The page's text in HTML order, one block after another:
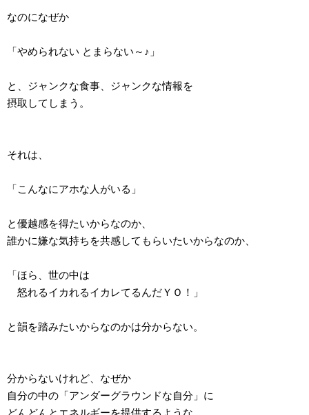
なのになぜか
「やめられない とまらない～♪」
と、ジャンクな食事、ジャンクな情報を
摂取してしまう。
それは、
「こんなにアホな人がいる」
と優越感を得たいからなのか、
誰かに嫌な気持ちを共感してもらいたいからなのか、
「ほら、世の中は
怒れるイカれるイカレてるんだＹＯ！」
と韻を踏みたいからなのかは分からない。
分からないけれど、なぜか
自分の中の「アンダーグラウンドな自分」に